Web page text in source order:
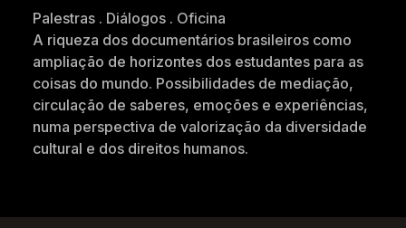
Palestras . Diálogos . Oficina
A riqueza dos documentários brasileiros como
ampliação de horizontes dos estudantes para as
coisas do mundo. Possibilidades de mediação,
circulação de saberes, emoções e experiências,
numa perspectiva de valorização da diversidade
cultural e dos direitos humanos.